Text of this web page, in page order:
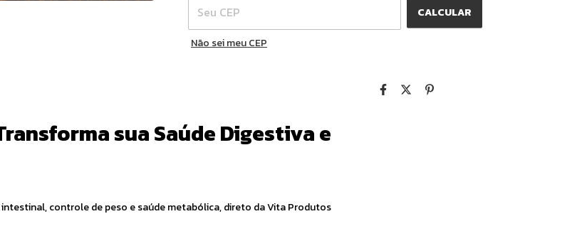
CALCULAR
Não sei meu CEP
sua Saúde Digestiva e
controle de peso e saúde metabólica, direto da Vita Produtos